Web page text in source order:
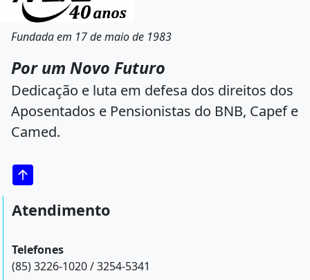
Fundada em 17 de maio de 1983
Por um Novo Futuro
Dedicação e luta em defesa dos direitos dos
Aposentados e Pensionistas do BNB, Capef e
Camed.
Atendimento
Telefones
(85) 3226-1020 / 3254-5341